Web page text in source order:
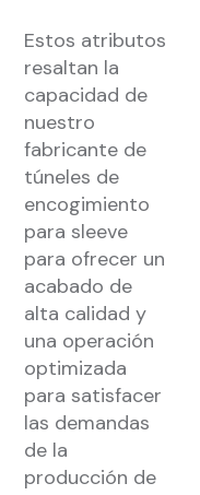
Estos atributos
resaltan la
capacidad de
nuestro
fabricante de
túneles de
encogimiento
para sleeve
para ofrecer un
acabado de
alta calidad y
una operación
optimizada
para satisfacer
las demandas
de la
producción de